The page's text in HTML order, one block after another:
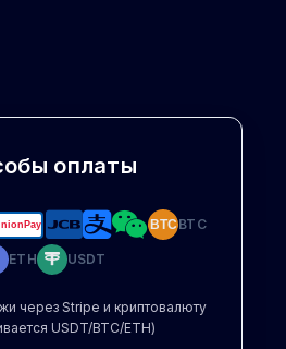
оплаты
BTCBTC
ETH USDT
через Stripe и криптовалюту
USDT/BTC/ETH)